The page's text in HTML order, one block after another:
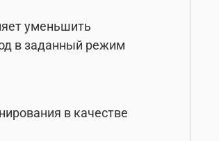
уменьшить
в заданный режим
в качестве